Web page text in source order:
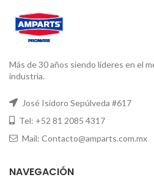
Más de 30 años siendo líderes en el
industria.
José Isidoro Sepúlveda #617
Tel: +52 81 2085 4317
Mail: Contacto@amparts.com.mx
NAVEGACIÓN